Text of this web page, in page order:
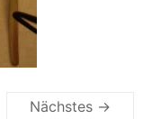
Nächstes →